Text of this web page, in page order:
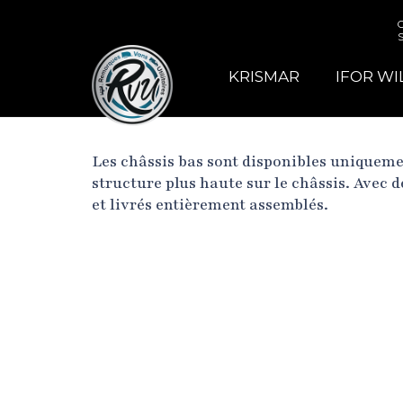
KRISMAR IFOR
Les châssis bas sont disponibles
structure plus haute sur le châssis. Avec
et livrés entièrement assemblés.